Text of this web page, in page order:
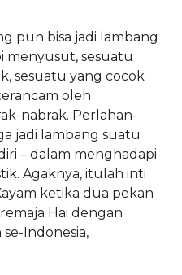
pun bisa jadi lambang
menyusut, sesuatu
sesuatu yang cocok
oleh
nabrak. Perlahan-
jadi lambang suatu
– dalam menghadapi
Agaknya, itulah inti
ketika dua pekan
Hai dengan
Indonesia,